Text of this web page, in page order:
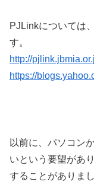
PJLinkについては
す。
http://
https://
以前に、パソコン
いという要望があ
することがありまし